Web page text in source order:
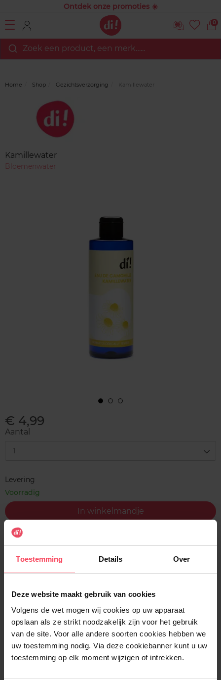
Toestemming Details Over
Deze website maakt gebruik van cookies
Volgens de wet mogen wij cookies op uw apparaat
opslaan als ze strikt noodzakelijk zijn voor het gebruik
van de site. Voor alle andere soorten cookies hebben we
uw toestemming nodig. Via deze cookiebanner kunt u uw
toestemming op elk moment wijzigen of intrekken.
Ontdek onze promoties ☀️
0
Zoek een product, een merk…...
Home Shop Gezichtsverzorging Kamillewater
Kamillewater
Bloemenwater
€ 4,99
Aantal
1
Levering
Voorradig
In winkelmandje
Gratis levering bij aankoop van min. 35€.
Gratis retour in je winkelpunt
Verzending binnen 24u
Beschrijving
Gebruiksadvies